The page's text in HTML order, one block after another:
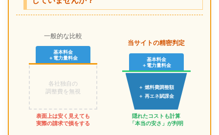
一般的な比較
基本料金
＋電力量料金
各社独自の
調整費を無視
表面上は安く見えても
実際の請求で損をする
当サイトの精密判定
基本料金
＋電力量料金
＋ 燃料費調整額
＋ 再エネ賦課金
隠れたコストも計算
「本当の安さ」が判明